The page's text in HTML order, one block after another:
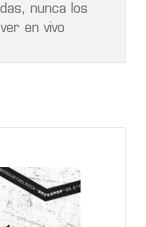
nunca los
en vivo